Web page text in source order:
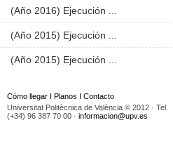
(Año 2016) Ejecución ...
(Año 2015) Ejecución ...
(Año 2015) Ejecución ...
Cómo llegar I Planos I Contacto
Universitat Politècnica de València © 2012 · Tel.
(+34) 96 387 70 00 · informacion@upv.es